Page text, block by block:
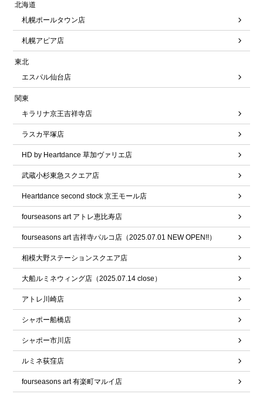
北海道
札幌ポールタウン店
札幌アピア店
東北
エスパル仙台店
関東
キラリナ京王吉祥寺店
ラスカ平塚店
HD by Heartdance 草加ヴァリエ店
武蔵小杉東急スクエア店
Heartdance second stock 京王モール店
fourseasons art アトレ恵比寿店
fourseasons art 吉祥寺パルコ店（2025.07.01 NEW OPEN!!）
相模大野ステーションスクエア店
大船ルミネウィング店（2025.07.14 close）
アトレ川崎店
シャポー船橋店
シャポー市川店
ルミネ荻窪店
fourseasons art 有楽町マルイ店